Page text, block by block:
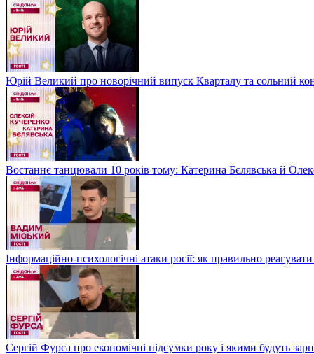
Юрій Великий про новорічний випуск Кварталу та сольний
Востаннє танцювали 10 років тому: Катерина Бєлявська й
Інформаційно-психологічні атаки росії: як правильно
Сергій Фурса про економічні підсумки року і якими будуть